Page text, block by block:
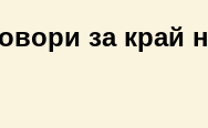
за край